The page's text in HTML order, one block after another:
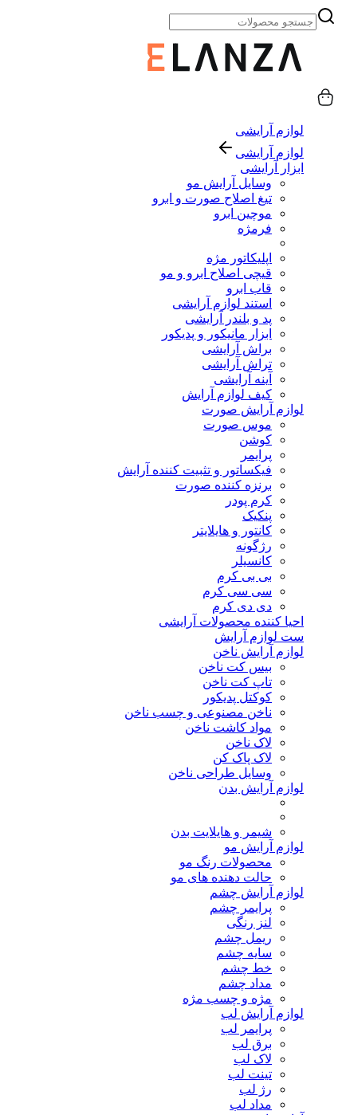
لوازم آرایشی
لوازم آرایشی
ابزار آرایشی
وسایل آرایش مو
تیغ اصلاح صورت و ابرو
موچین ابرو
فرمژه
اپلیکاتور مژه
قیچی اصلاح ابرو و مو
قاب ابرو
استند لوازم آرایشی
پد و بلندر آرایشی
ابزار مانیکور و پدیکور
براش آرایشی
تراش آرایشی
آینه آرایشی
کیف لوازم آرایش
لوازم آرایش صورت
موس صورت
کوشن
پرایمر
فیکساتور و تثبیت کننده آرایش
برنزه کننده صورت
کرم پودر
پنکیک
کانتور و هایلایتر
رژگونه
کانسیلر
بی بی کرم
سی سی کرم
دی دی کرم
احیا کننده محصولات آرایشی
ست لوازم آرایش
لوازم آرایش ناخن
بیس کت ناخن
تاپ کت ناخن
کوکتل پدیکور
ناخن مصنوعی و چسب ناخن
مواد کاشت ناخن
لاک ناخن
لاک پاک کن
وسایل طراحی ناخن
لوازم آرایش بدن
شیمر و هایلایت بدن
لوازم آرایش مو
محصولات رنگ مو
حالت دهنده های مو
لوازم آرایش چشم
پرایمر چشم
لنز رنگی
ریمل چشم
سایه چشم
خط چشم
مداد چشم
مژه و چسب مژه
لوازم آرایش لب
پرایمر لب
برق لب
لاک لب
تینت لب
رژ لب
مداد لب